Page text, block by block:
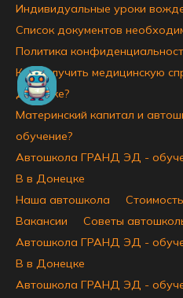
Индивидуальные уроки
Список документов
Политика
Как получить медицинскую
Донецке?
Материнский капитал и
обучение?
Автошкола ГРАНД ЭД -
B в Донецке
Наша автошкола
Вакансии
Советы
Автошкола ГРАНД ЭД -
B в Донецке
Автошкола ГРАНД ЭД -